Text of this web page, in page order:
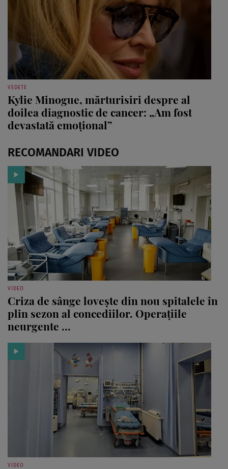
VEDETE
Kylie Minogue, mărturisiri despre al
doilea diagnostic de cancer: „Am fost
devastată emoțional”
RECOMANDARI VIDEO
VIDEO
Criza de sânge lovește din nou spitalele în
plin sezon al concediilor. Operațiile
neurgente ...
VIDEO